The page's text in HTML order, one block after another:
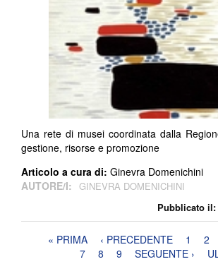
Pubblicato il:
Una rete di musei coordinata dalla
gestione, risorse e promozione
Articolo a cura di: Ginevra Domenichini
AUTORE/I: GINEVRA DOMENICHINI
Pagine« PRIMA ‹ PRECEDENTE 1 2
7
8 9 SEGUENTE ›